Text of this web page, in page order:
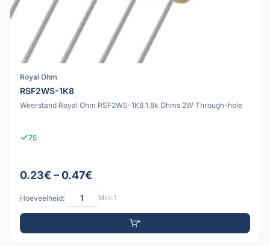
Royal Ohm
RSF2WS-1K8
Weerstand Royal Ohm RSF2WS-1K8 1.8k Ohms 2W Through-hole
75
0.23€ – 0.47€
Hoeveelheid: Min: 1